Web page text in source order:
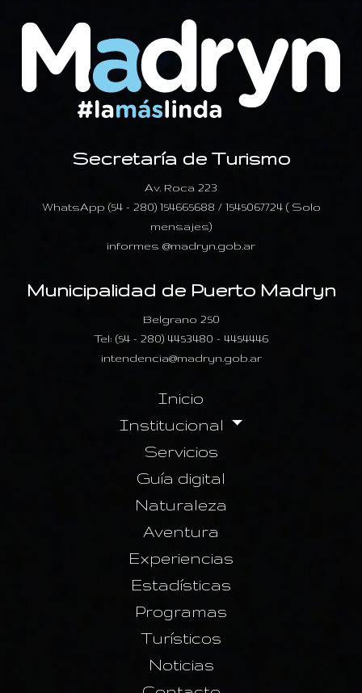
Secretaría de Turismo
Av. Roca 223
WhatsApp (54 - 280) 154665688 / 1545067724 ( Solo
mensajes)
informes @madryn.gob.ar
Municipalidad de Puerto Madryn
Belgrano 250
Tel: (54 - 280) 4453480 - 4454446
intendencia@madryn.gob.ar
Inicio
Institucional
Servicios
Guía digital
Naturaleza
Aventura
Experiencias
Estadísticas
Programas
Turísticos
Noticias